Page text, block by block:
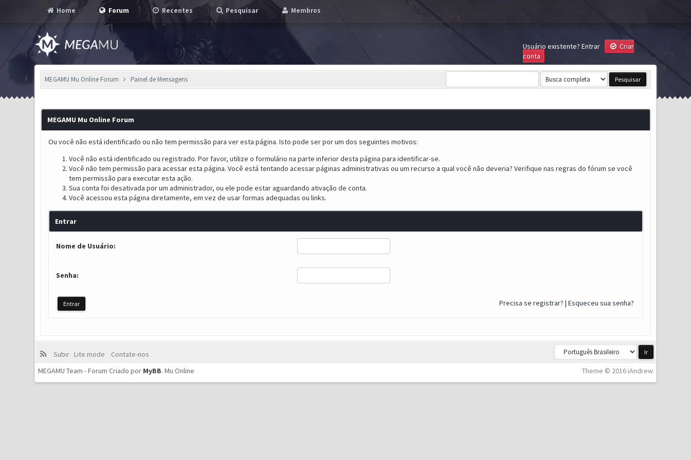
Home Forum Recentes Pesquisar Membros
Usuário existente? Entrar
Criar
conta
MEGAMU Mu Online Forum Painel de Mensagens
MEGAMU Mu Online Forum
Ou você não está identificado ou não tem permissão para ver esta página. Isto pode ser por um dos seguintes motivos:
Você não está identificado ou registrado. Por favor, utilize o formulário na parte inferior desta página para identificar-se.
Você não tem permissão para acessar esta página. Você está tentando acessar páginas administrativas ou um recurso a qual você não deveria? Verifique nas regras do fórum se você
tem permissão para executar esta ação.
Sua conta foi desativada por um administrador, ou ele pode estar aguardando ativação de conta.
Você acessou esta página diretamente, em vez de usar formas adequadas ou links.
Entrar
Nome de Usuário:
Senha:
Precisa se registrar? | Esqueceu sua senha?
Subir Lite mode
Contate-nos
Theme © 2016 iAndrew
MEGAMU Team - Forum Criado por MyBB.Mu Online